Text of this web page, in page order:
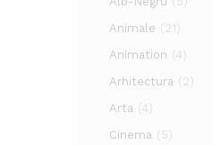
Animale (21)
Animation (4)
Arhitectura (2)
Arta (4)
Cinema (5)